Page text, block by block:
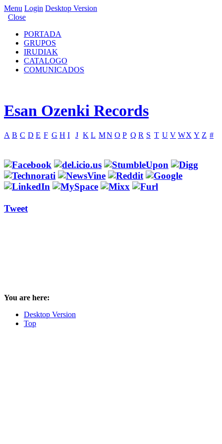
Menu Login Desktop Version
Close
PORTADA
GRUPOS
IRUDIAK
CATALOGO
COMUNICADOS
Esan Ozenki Records
A B C D E F G H I J K L MN O P Q R S T U V WX Y Z #
Tweet
You are here:
Desktop Version
Top